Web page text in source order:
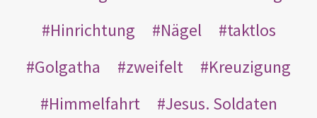
Hinrichtung
Nägel
taktlos
Golgatha
zweifelt
Kreuzigung
Himmelfahrt
Jesus. Soldaten